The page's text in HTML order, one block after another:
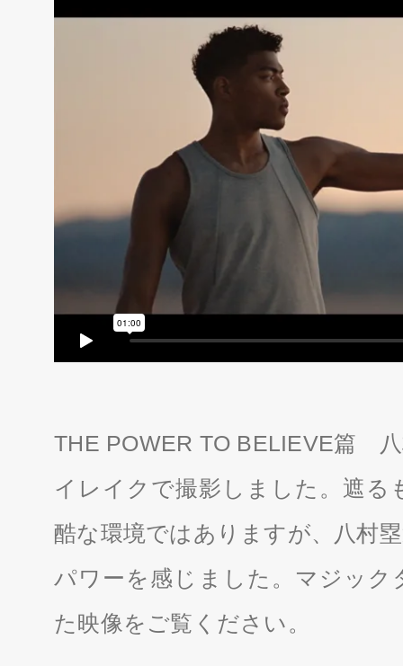
THE POWER TO BELIEVE篇
イレイクで撮影しました。遮
酷な環境ではありますが、八村
パワーを感じました。マジッ
た映像をご覧ください。